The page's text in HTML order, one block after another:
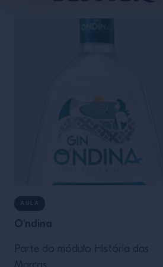
AULA
O'ndina
Parte do módulo História das